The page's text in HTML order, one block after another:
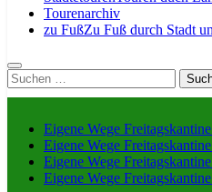
Tourenarchiv
zu FußZu Fuß durch Stadt
Suche
nach:
Eigene Wege
Eigene Wege
Eigene Wege
Eigene Wege